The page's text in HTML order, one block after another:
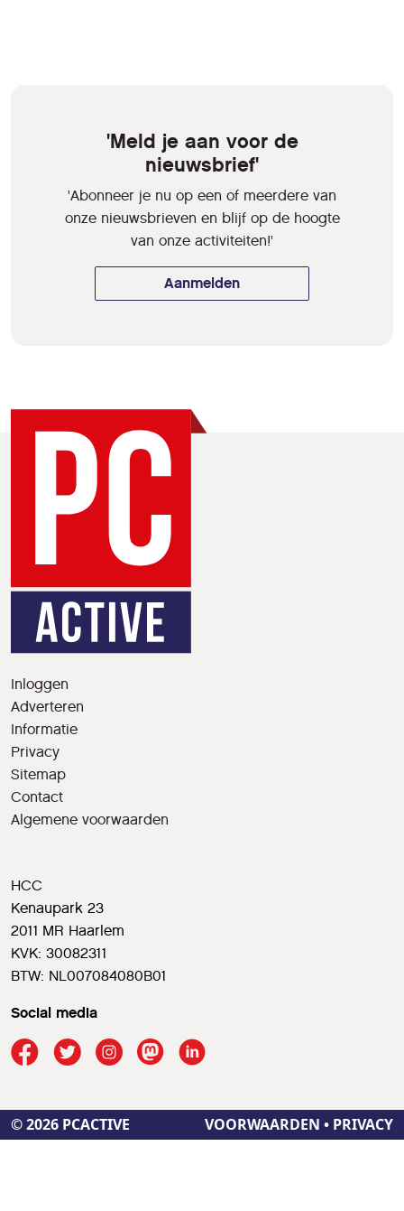
'Meld je aan voor de
nieuwsbrief'
'Abonneer je nu op een of meerdere van
onze nieuwsbrieven en blijf op de hoogte
van onze activiteiten!'
Aanmelden
Inloggen
Adverteren
Informatie
Privacy
Sitemap
Contact
Algemene voorwaarden
HCC
Kenaupark 23
2011 MR Haarlem
KVK: 30082311
BTW: NL007084080B01
Social media
© 2026 PCACTIVE VOORWAARDEN • PRIVACY